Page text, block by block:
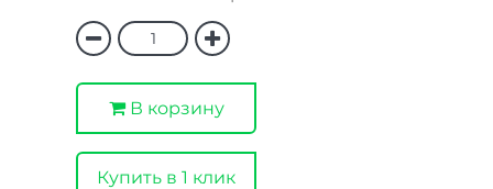
В корзину
Купить в 1 клик